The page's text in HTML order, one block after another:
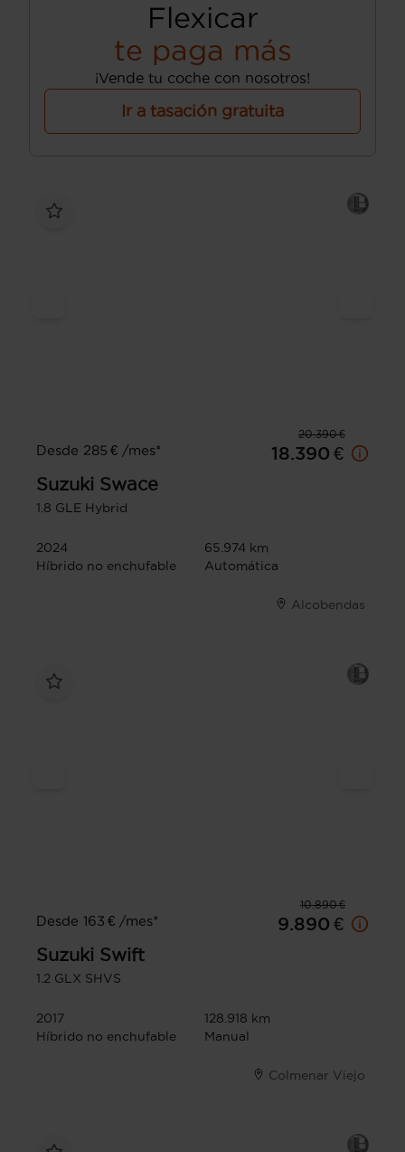
Flexicar
te paga más
¡Vende tu coche con nosotros!
Ir a tasación gratuita
20.390 €
Desde 285 € /mes*
18.390 €
Suzuki Swace
1.8 GLE Hybrid
2024
65.974 km
Híbrido no enchufable
Automática
Alcobendas
10.890 €
Desde 163 € /mes*
9.890 €
Suzuki Swift
1.2 GLX SHVS
2017
128.918 km
Híbrido no enchufable
Manual
Colmenar Viejo